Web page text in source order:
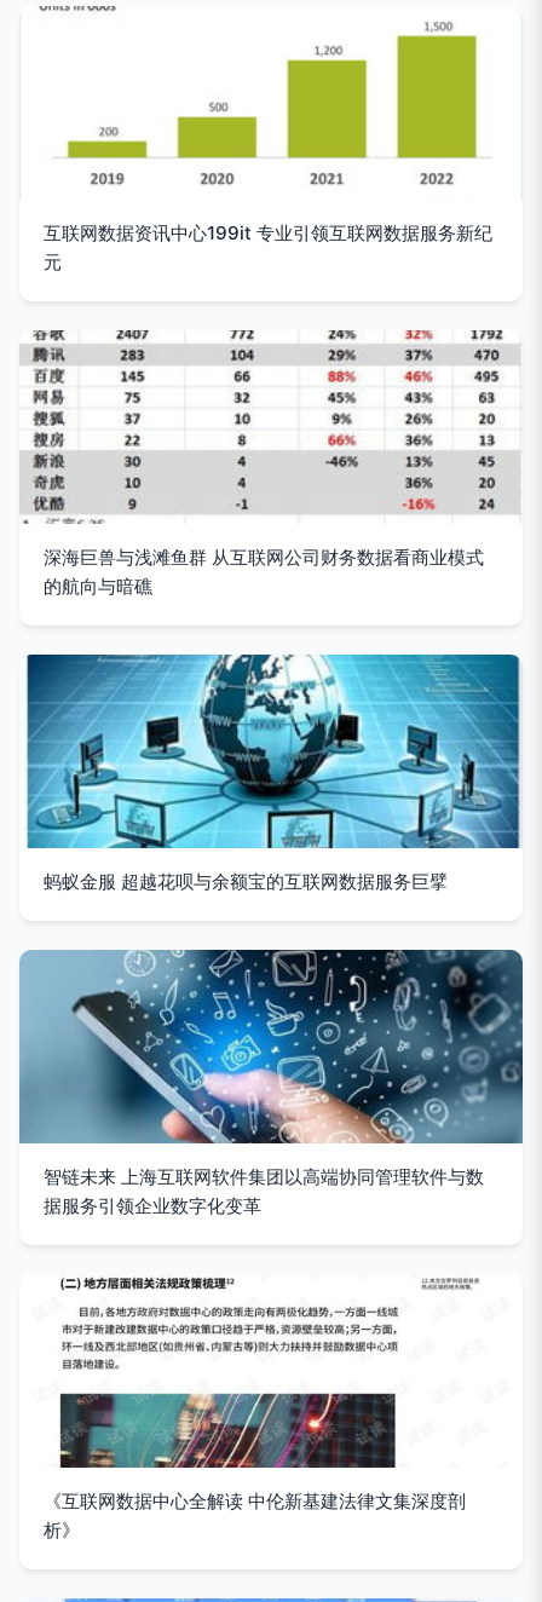
互联网数据资讯中心199it 专业引领互联网数据服务新纪
元
深海巨兽与浅滩鱼群 从互联网公司财务数据看商业模式
的航向与暗礁
蚂蚁金服 超越花呗与余额宝的互联网数据服务巨擘
智链未来 上海互联网软件集团以高端协同管理软件与数
据服务引领企业数字化变革
《互联网数据中心全解读 中伦新基建法律文集深度剖
析》